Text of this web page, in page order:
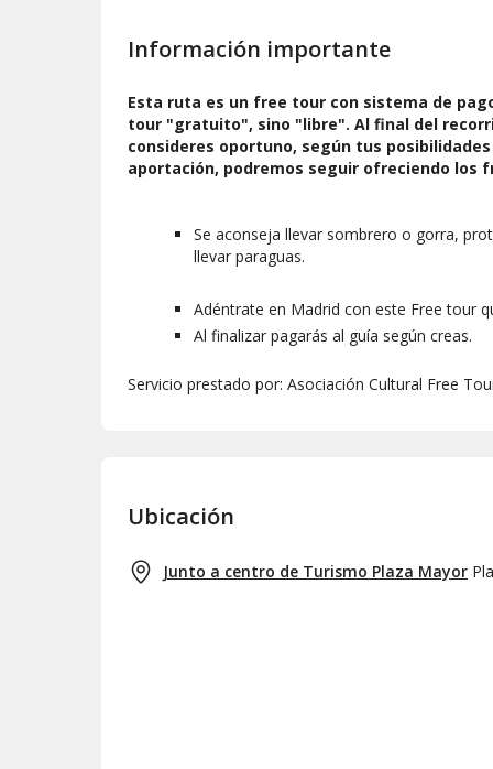
Participación activa: Haz preguntas para
Preparación personal: Lleva una
Asegúrate de que tus dispositivos estén
Flexibilidad e interacción: Mantén una
participantes para enriquecer la
Información importante
Esta ruta es un free tour con sistema de
tour "gratuito", sino "libre". Al final del
consideres oportuno, según tus
aportación, podremos seguir ofreciendo los
Se aconseja llevar sombrero o gorra,
llevar paraguas.
Adéntrate en Madrid con este Free tour
Al finalizar pagarás al guía según creas.
Servicio prestado por: Asociación Cultural Free
Ubicación
Junto a centro de Turismo Plaza Mayor